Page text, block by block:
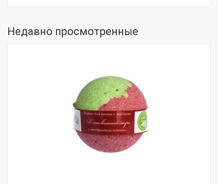
Недавно просмотренные